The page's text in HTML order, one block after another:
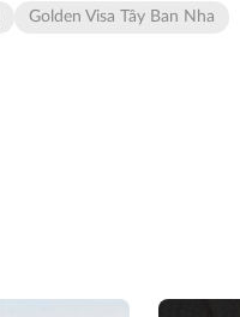
Golden Visa Tây Ban Nha